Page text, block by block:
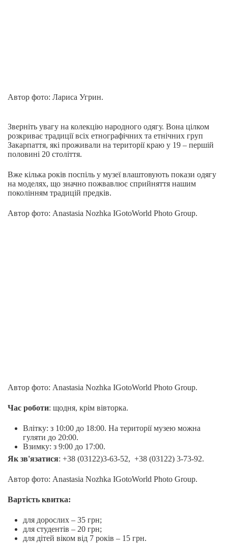
Автор фото: Лариса Угрин.
Зверніть увагу на колекцію народного одягу. Вона цілком
розкриває традиції всіх етнографічних та етнічних груп
Закарпаття, які проживали на території краю у 19 – першій
половині 20 століття.
Вже кілька років поспіль у музеї влаштовують покази одягу
на моделях, що значно пожвавлює сприйняття нашим
поколінням традицій предків.
Автор фото: Anastasia Nozhka IGotoWorld Photo Group.
Автор фото: Anastasia Nozhka IGotoWorld Photo Group.
Час роботи: щодня, крім вівторка.
Влітку: з 10:00 до 18:00. На території музею можна
гуляти до 20:00.
Взимку: з 9:00 до 17:00.
Як зв'язатися: +38 (03122)3-63-52, +38 (03122) 3-73-92.
Автор фото: Anastasia Nozhka IGotoWorld Photo Group.
Вартість квитка:
для дорослих – 35 грн;
для студентів – 20 грн;
для дітей віком від 7 років – 15 грн.